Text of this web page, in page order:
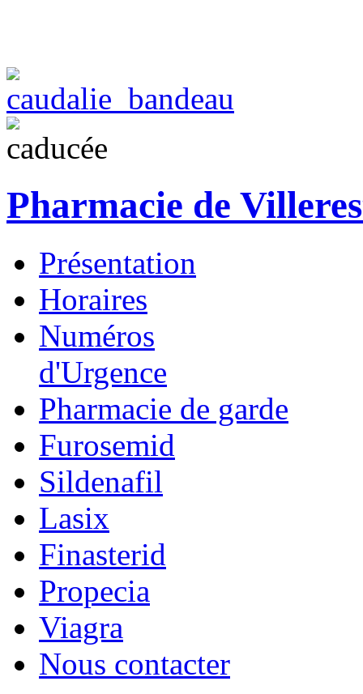
Pharmacie de
Présentation
Horaires
Numéros
d'Urgence
Pharmacie de garde
Furosemid
Sildenafil
Lasix
Finasterid
Propecia
Viagra
Nous contacter